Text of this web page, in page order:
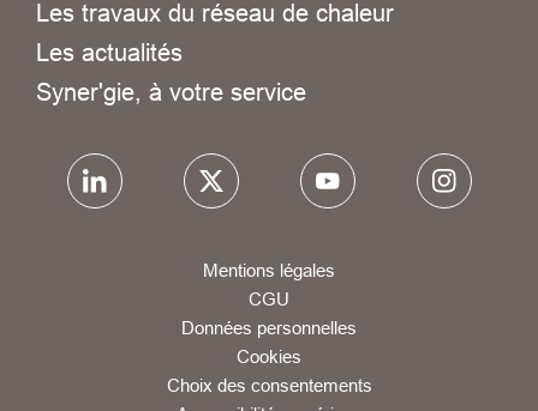
Les travaux du réseau de chaleur
Les actualités
Syner'gie, à votre service
Mentions légales
CGU
Données personnelles
Cookies
Choix des consentements